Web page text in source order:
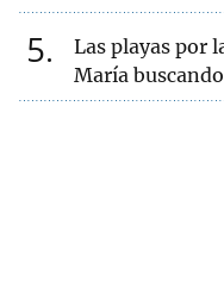
5
Las playas por
María